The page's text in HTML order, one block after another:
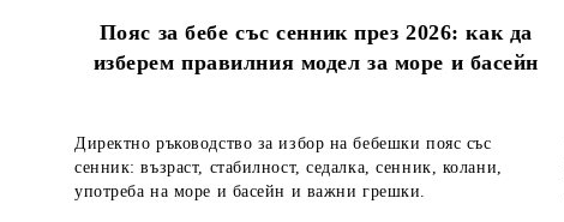
Пояс за бебе със сенник през 2026: как да
изберем правилния модел за море и басейн
Директно ръководство за избор на бебешки пояс със
сенник: възраст, стабилност, седалка, сенник, колани,
употреба на море и басейн и важни грешки.